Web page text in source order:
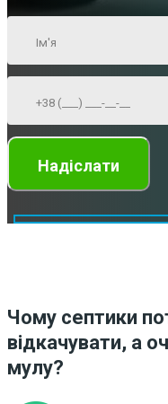
Чому септики
відкачувати, а
мулу?